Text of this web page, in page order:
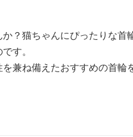
？猫ちゃんにぴったりな首
す。
兼ね備えたおすすめの首輪